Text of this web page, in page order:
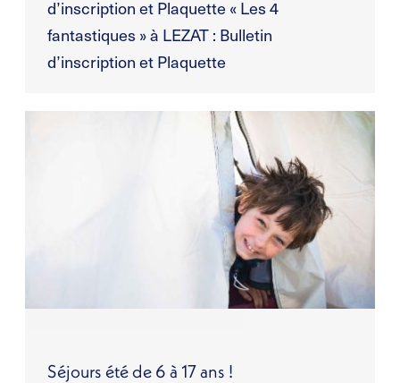
d’inscription et Plaquette « Les 4
fantastiques » à LEZAT : Bulletin
d’inscription et Plaquette
Séjours été de 6 à 17 ans !